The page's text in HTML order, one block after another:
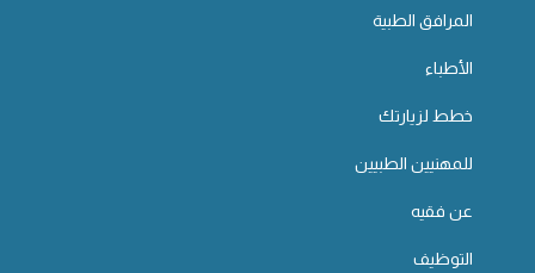
المرافق الطبية
الأطباء
خطط لزيارتك
للمهنيين الطبيين
عن فقيه
التوظيف